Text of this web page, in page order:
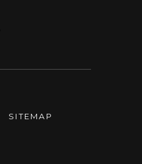
SITEMAP